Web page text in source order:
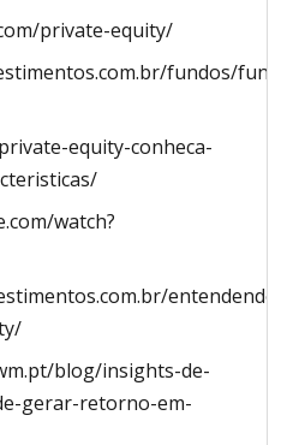
private-equity/
fundos/
equity-conheca-
watch?
entendendo-
blog/insights-de-
gerar-retorno-em-